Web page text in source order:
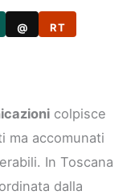
@ RT
colpisce
ma accomunati
In Toscana
dalla